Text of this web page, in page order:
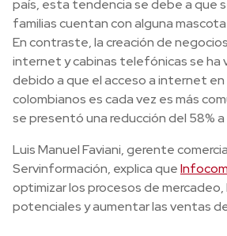
país, esta tendencia se debe a que
familias cuentan con alguna mascota
En contraste, la creación de
internet y cabinas telefónicas se ha
debido a que el acceso a internet en
colombianos es cada vez es más
se presentó una reducción del 58% a
Luis Manuel Faviani, gerente
Servinformación, explica que
optimizar los procesos de
potenciales y aumentar las ventas